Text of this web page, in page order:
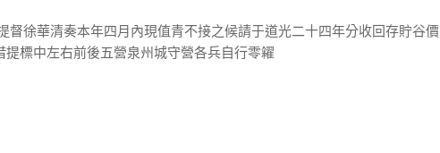
督徐華清奏本年四月內現值青不接之候請于道光二十四年分收回存貯谷價
標中左右前後五營泉州城守營各兵自行零糴